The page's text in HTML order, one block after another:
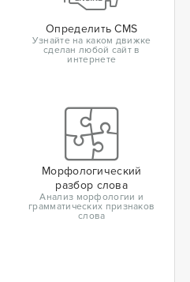
Определить CMS
Узнайте на каком движке
сделан любой сайт в
интернете
Морфологический
разбор слова
Анализ морфологии и
грамматических признаков
слова